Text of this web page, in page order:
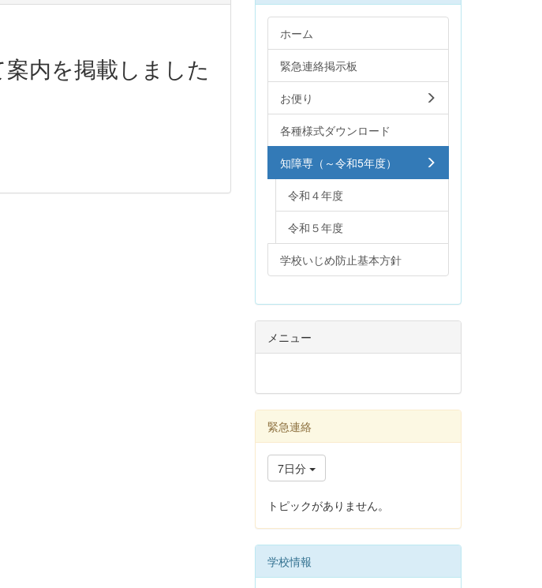
内を掲載しました
ホーム
緊急連絡掲示板
お便り
各種様式ダウンロード
知障専（～令和5年度）
令和４年度
令和５年度
学校いじめ防止基本方針
メニュー
緊急連絡
7日分
トピックがありません。
学校情報